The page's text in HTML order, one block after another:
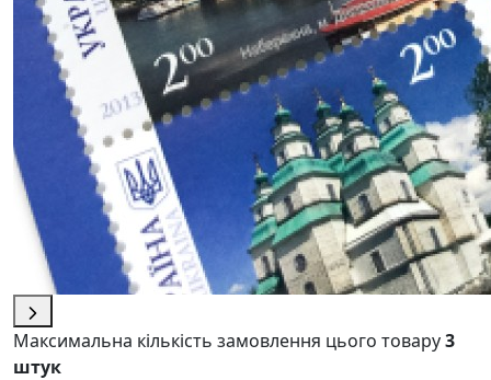
Максимальна кількість замовлення цього товару3
штук